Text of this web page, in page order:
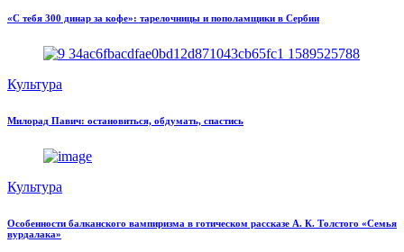
«С тебя 300 динар за кофе»: тарелочницы и пополамщики в Сербии
Культура
Милорад Павич: остановиться, обдумать, спастись
Культура
Особенности балканского вампиризма в готическом рассказе А. К. Толстого «Семья
вурдалака»